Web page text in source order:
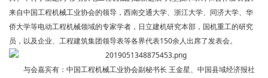
来自中国工程机械工业协会的领导，西南交通大学、浙江大学、同济大学、华
侨大学等电动工程机械领域的专家学者，日立建机研究本部，国机重工的研究
员，以及企业、工程建筑集团领导表等各界代表150余人出席了发表会。
与会嘉宾有：中国工程机械工业协会副秘书长 王金星、中国县域经济报社